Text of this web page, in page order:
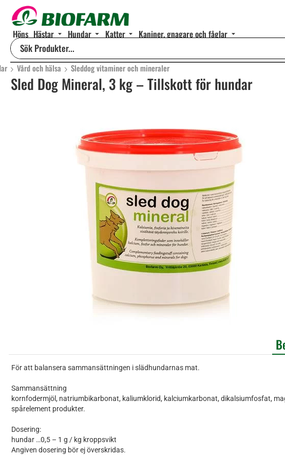
Höns Hästar Hundar Katter Kaniner, gnagare och fåglar
Vård och hälsa Sleddog vitaminer och mineraler
Sled Dog Mineral, 3 kg – Tillskott för hundar
För att balansera sammansättningen i slädhundarnas mat.
Sammansättning
kornfodermjöl, natriumbikarbonat, kaliumklorid, kalciumkarbonat, dikalsiumfosfat,
spårelement produkter.
Dosering:
hundar …0,5 – 1 g / kg kroppsvikt
Angiven dosering bör ej överskridas.